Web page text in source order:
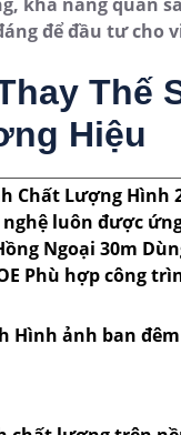
để đầu tư cho
Thế
Hiệu
Chất Lượng Hình
luôn được
Ngoại 30m
Phù hợp công
Hình ảnh ban